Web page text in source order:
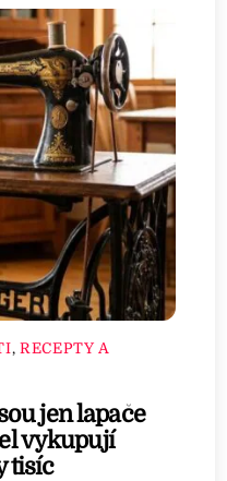
, RECEPTY A
jen lapače
vykupují
tisíc